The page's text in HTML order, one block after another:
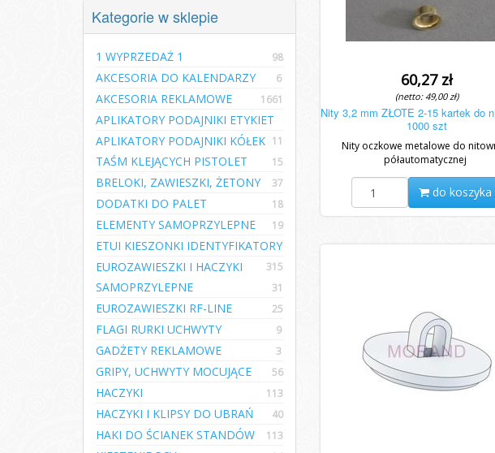
Kategorie w sklepie
1 WYPRZEDAŻ 1 98
AKCESORIA DO KALENDARZY 6
AKCESORIA REKLAMOWE 1661
APLIKATORY PODAJNIKI ETYKIET
11
APLIKATORY PODAJNIKI KÓŁEK
TAŚM KLEJĄCYCH PISTOLET
15
BRELOKI, ZAWIESZKI, ŻETONY 37
DODATKI DO PALET 18
ELEMENTY SAMOPRZYLEPNE 19
ETUI KIESZONKI IDENTYFIKATORY
315
EUROZAWIESZKI I HACZYKI
SAMOPRZYLEPNE
31
EUROZAWIESZKI RF-LINE 25
FLAGI RURKI UCHWYTY 9
GADŻETY REKLAMOWE 3
GRIPY, UCHWYTY MOCUJĄCE 56
HACZYKI 113
HACZYKI I KLIPSY DO UBRAŃ 40
HAKI DO ŚCIANEK STANDÓW 113
60,27 zł
(netto: 49,00 zł)
Nity 3,2 mm ZŁOTE 2-15 kartek do
1000 szt
Nity oczkowe metalowe do
półautomatycznej
- długość całkowita: 3,2 mm
-...
do koszyka